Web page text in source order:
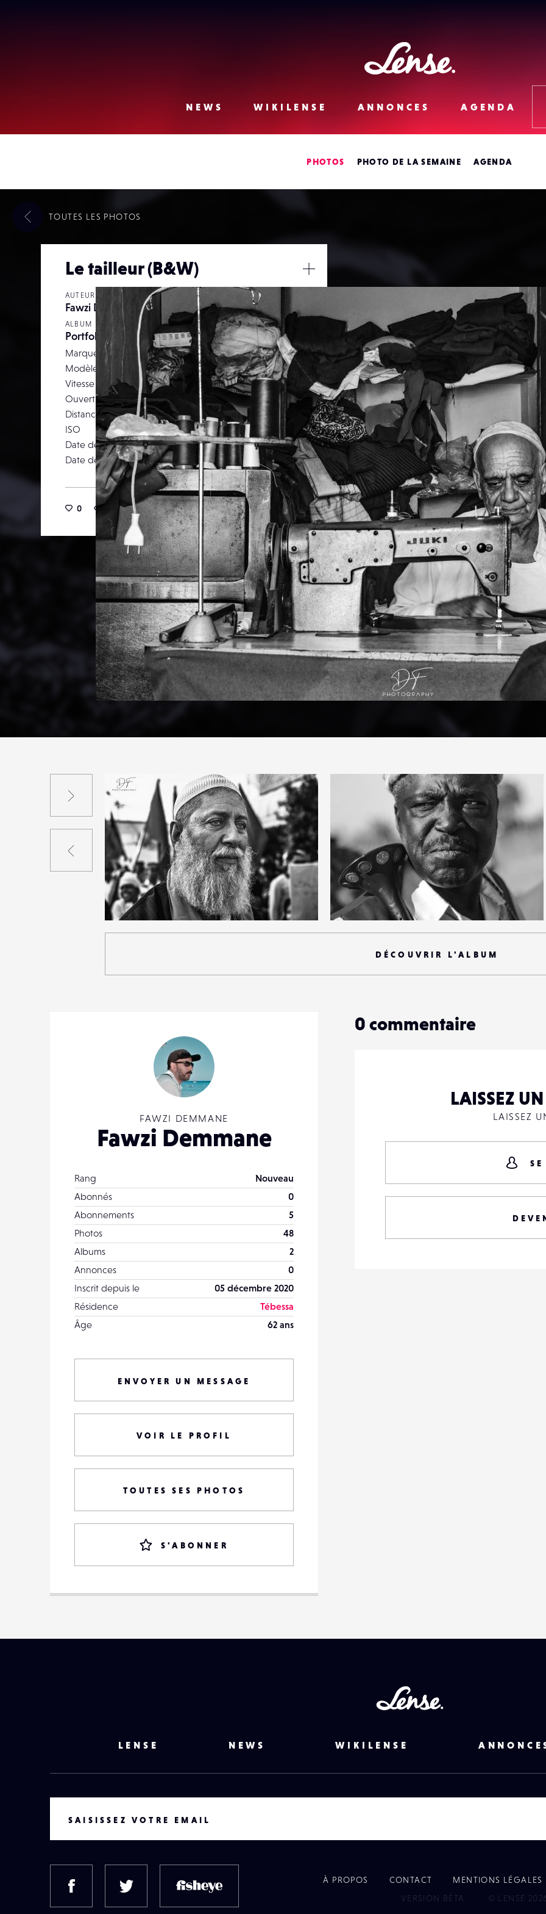
Lense
NEWS
WIKILENSE ANNONCES AGENDA
PHOTOS PHOTO DE LA SEMAINE AGENDA
Le tailleur (B&W)
AUTEUR
Fawzi Demmane
ALBUM
Portfolio black and white
Marque
NIKON CORPORATION
Modèle
NIKON D5300
Vitesse d’obturation
1/100
Ouverture
5.6
Distance focale
ISO
Date de prise de vue
09 août 2018
Date de publication
06 décembre 2020
0 0
/
TOUTES LES PHOTOS
1
16 22
Suivant
Précédent
DÉCOUVRIR L'ALBUM
FAWZI DEMMANE
Fawzi Demmane
Rang
Nouveau
Abonnés
0
Abonnements
5
Photos
48
Albums
2
Annonces
0
Inscrit depuis le
05 décembre 2020
Résidence
Tébessa
Âge
62 ans
ENVOYER UN MESSAGE
VOIR LE PROFIL
TOUTES SES PHOTOS
S'ABONNER
0 commentaire
LAISSEZ
LAISSEZ
LENSE NEWS WIKILENSE
SAISISSEZ VOTRE EMAIL
FACEBOOK TWITTER
À PROPOS CONTACT
MENTIONS LÉGALES
VERSION BÊTA
© LENSE